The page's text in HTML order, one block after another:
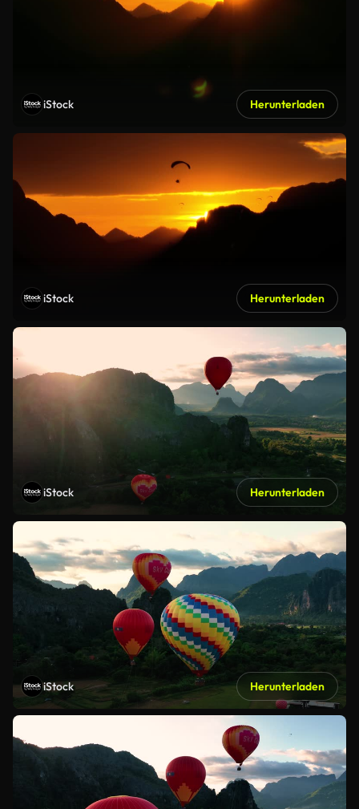
iStock Herunterladen
iStock Herunterladen
iStock Herunterladen
iStock Herunterladen